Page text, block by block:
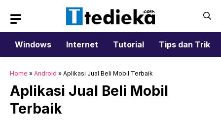
isi
Windows
Internet Tutorial Tips dan Trik
Home » Android » Aplikasi Jual Beli Mobil Terbaik
Aplikasi Jual Beli Mobil
Terbaik